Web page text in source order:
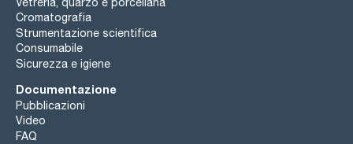
Cromatografia
Strumentazione scientifica
Consumabile
Sicurezza e igiene
Documentazione
Pubblicazioni
Video
FAQ